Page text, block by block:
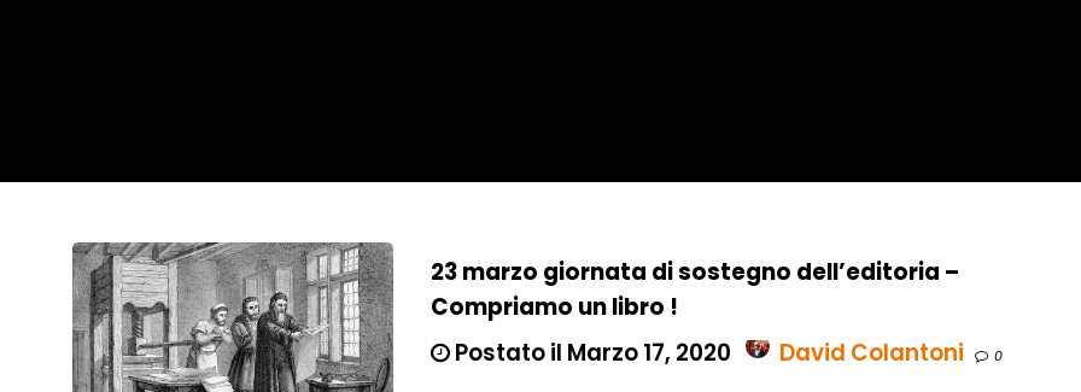
23 marzo giornata di sostegno dell’editoria –
Compriamo un libro !
Postato il Marzo 17, 2020
David Colantoni 0